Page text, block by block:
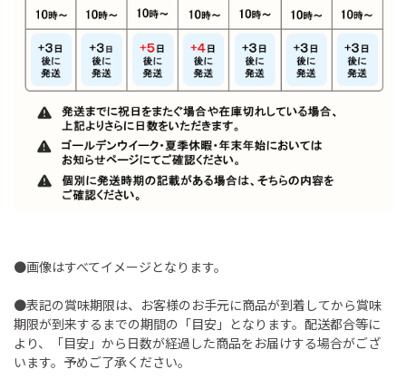
●画像はすべてイメージとなります。
●表記の賞味期限は、お客様のお手元に商品が到着してから賞味
期限が到来するまでの期間の「目安」となります。配送都合等に
より、「目安」から日数が経過した商品をお届けする場合がござ
います。予めご了承ください。